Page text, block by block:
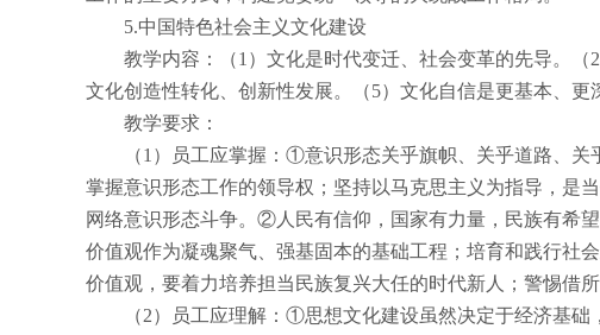
5.中国特色社会主义文化建设
教学内容：（1 ）文化是时代变迁、社会变革的先导。（2
文化创造性转化、创新性发展。（5）文化自信是更基本、更
教学要求：
（1 ）员工应掌握：①意识形态关乎旗帜、关乎道路、关
掌握意识形态工作的领导权；坚持以马克思主义为指导，是
网络意识形态斗争。②人民有信仰，国家有力量，民族有希
价值观作为凝魂聚气、强基固本的基础工程；培育和践行社
价值观，要着力培养担当民族复兴大任的时代新人；警惕借
（2）员工应理解：①思想文化建设虽然决定于经济基础